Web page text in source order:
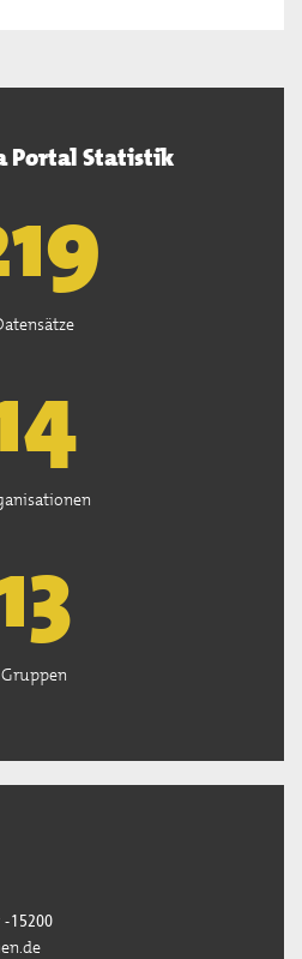
Portal Statistik
Gruppen
-15200